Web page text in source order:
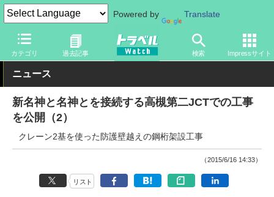
Powered by Translate
カテゴリ 過去記事 検索 Impressサイト
トラベル Watch 企業・政府・官庁 道路 NEXCO
ニュース
新名神と名神とを接続する高槻第二JCTでの工事
を公開（2）
クレーン2基を使った防護壁越えの鋼桁架設工事
（2015/6/16 14:33）
リスト